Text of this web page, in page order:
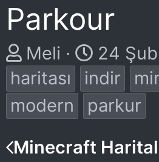
Parkour
K
o
n
u
y
Meli
B
a
ş
l
a
24
haritası indir
modern
parkur
Minecraft